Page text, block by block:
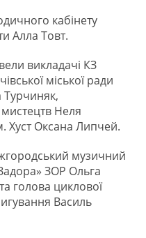
кабінету
Алла Товт.
викладачі КЗ
міської ради
Турчиняк,
Неля
Хуст Оксана Липчей.
музичний
ЗОР Ольга
голова циклової
Василь